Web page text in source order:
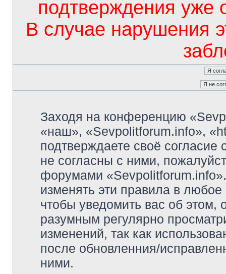
подтверждения уже
В случае нарушения
Заходя на конференцию
«наш», «Sevpolitforum.info»,
подтверждаете своё
не согласны с ними,
форумами
изменять эти правила в
чтобы уведомить вас об
разумным регулярно
изменений, так как
после обновленния/
ними.